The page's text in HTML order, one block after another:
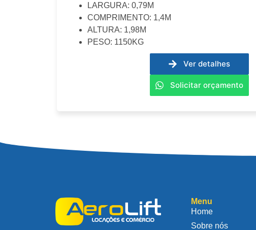
LARGURA: 0,79M
COMPRIMENTO: 1,4M
ALTURA: 1,98M
PESO: 1150KG
Ver detalhes
Solicitar orçamento
Menu
Home
Sobre nós